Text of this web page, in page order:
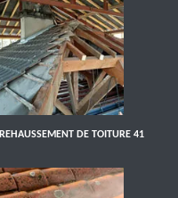
REHAUSSEMENT DE TOITURE 41